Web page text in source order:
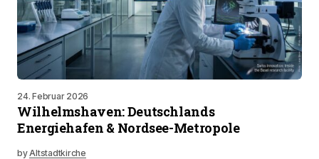
24. Februar 2026
Wilhelmshaven: Deutschlands
Energiehafen & Nordsee-Metropole
byAltstadtkirche